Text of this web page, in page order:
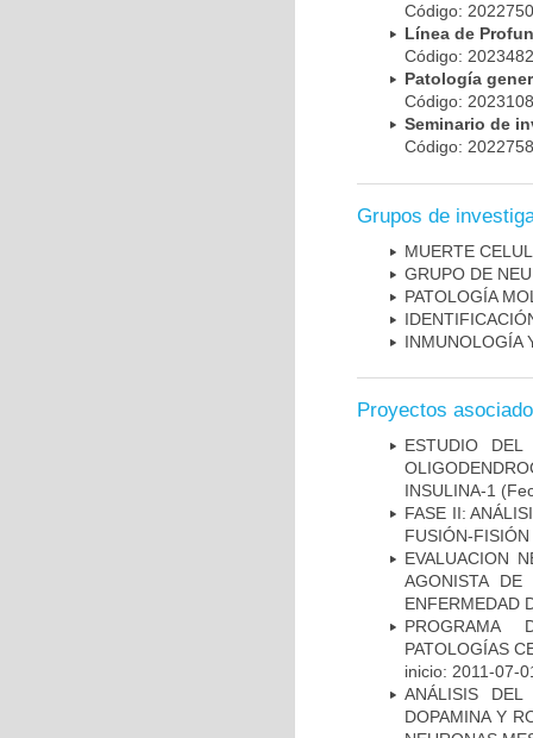
Código:
Línea de
Código:
Patología
Código:
Seminario de
Código:
Grupos de
MUERTE
GRUPO DE
PATOLOGÍA
INMUNOLOGÍA
Proyectos
ESTUDIO
INSULINA-1
FASE II:
FUSIÓN-
EVALUACION
AGONISTA
ENFERMEDAD
PROGRAMA
PATOLOGÍAS
inicio: 2011-07-
ANÁLISIS
DOPAMINA Y